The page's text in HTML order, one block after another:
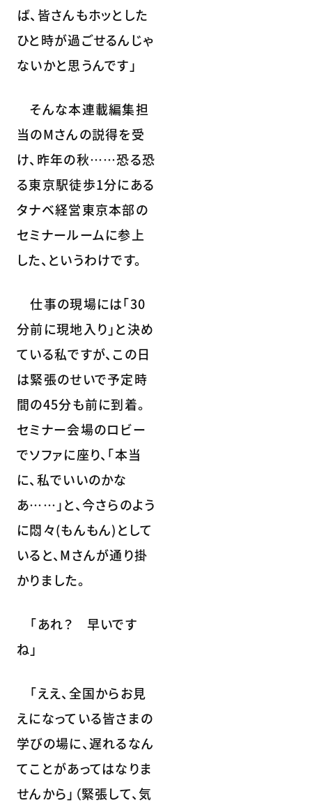
ば、皆さんもホッとした
ひと時が過ごせるんじゃ
ないかと思うんです」
そんな本連載編集担
当のMさんの説得を受
け、昨年の秋……恐る恐
る東京駅徒歩1分にある
タナベ経営東京本部の
セミナールームに参上
した、というわけです。
仕事の現場には「30
分前に現地入り」と決め
ている私ですが、この日
は緊張のせいで予定時
間の45分も前に到着。
セミナー会場のロビー
でソファに座り、「本当
に、私でいいのかな
あ……」と、今さらのよう
に悶々(もんもん)として
いると、Mさんが通り掛
かりました。
「あれ？ 早いです
ね」
「ええ、全国からお見
えになっている皆さまの
学びの場に、遅れるなん
てことがあってはなりま
せんから」（緊張して、気